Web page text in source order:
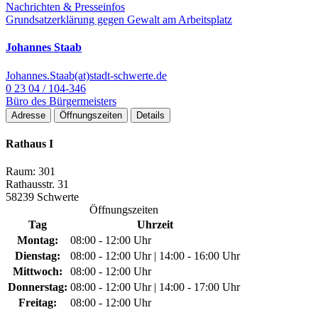
Nachrichten & Presseinfos
Grundsatzerklärung gegen Gewalt am Arbeitsplatz
Johannes Staab
Johannes.Staab(at)stadt-schwerte.de
0 23 04 / 104-346
Büro des Bürgermeisters
Adresse Öffnungszeiten Details
Rathaus I
Raum: 301
Rathausstr. 31
58239 Schwerte
Öffnungszeiten
Tag
Uhrzeit
Montag:
08:00 - 12:00 Uhr
Dienstag:
08:00 - 12:00 Uhr | 14:00 - 16:00 Uhr
Mittwoch:
08:00 - 12:00 Uhr
Donnerstag: 08:00 - 12:00 Uhr | 14:00 - 17:00 Uhr
Freitag:
08:00 - 12:00 Uhr